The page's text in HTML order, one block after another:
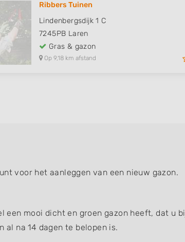
Ribbers Tuinen
Lindenbergsdijk 1 C
7245PB Laren
Gras & gazon
Op 9,18 km afstand
voor het aanleggen van een nieuw gazon.
mooi dicht en groen gazon heeft, dat u
na 14 dagen te belopen is.